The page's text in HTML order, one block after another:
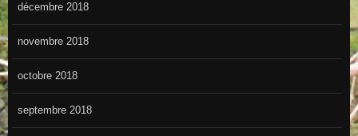
décembre 2018
novembre 2018
octobre 2018
septembre 2018